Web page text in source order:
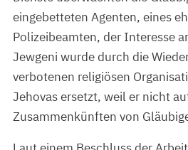
eingebetteten Agenten, eines
Polizeibeamten, der Interesse
Jewgeni wurde durch die
verbotenen religiösen
Jehovas ersetzt, weil er nicht
Zusammenkünften von